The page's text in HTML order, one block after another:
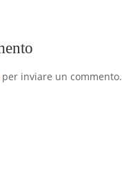
per inviare un commento.